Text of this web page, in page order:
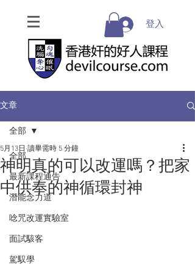
登入
文章
全部
最新課程通告
潛能念力道
唸咒改運實驗室
面試駭客
駕馭學
全部
神明真的可以改運嗎？把家
中供奉的神循環封神
5月13日 讀畢需時 5 分鐘